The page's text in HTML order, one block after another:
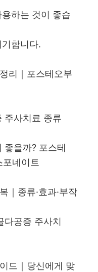
하는 것이 좋습
합니다.​
리｜포스테오부
주사치료 종류
좋을까? 포스테
네이트
｜종류·효과·부작
다공증 주사치
드｜당신에게 맞